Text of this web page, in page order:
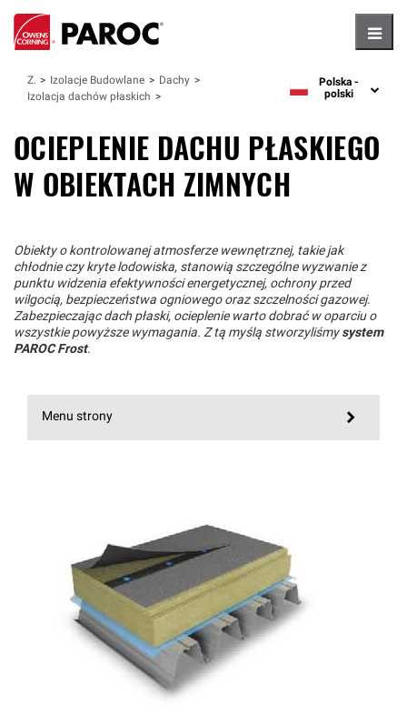
Zastosowania Izolacje Budowlane
Dachy
Izolacja dachów płaskich
language
Polska -
polski
OCIEPLENIE DACHU PŁASKIEGO
W OBIEKTACH ZIMNYCH
Obiekty o kontrolowanej atmosferze wewnętrznej, takie jak
chłodnie czy kryte lodowiska, stanowią szczególne wyzwanie z
punktu widzenia efektywności energetycznej, ochrony przed
wilgocią, bezpieczeństwa ogniowego oraz szczelności gazowej.
Zabezpieczając dach płaski, ocieplenie warto dobrać w oparciu o
wszystkie powyższe wymagania. Z tą myślą stworzyliśmy system
PAROC Frost.
Menu strony